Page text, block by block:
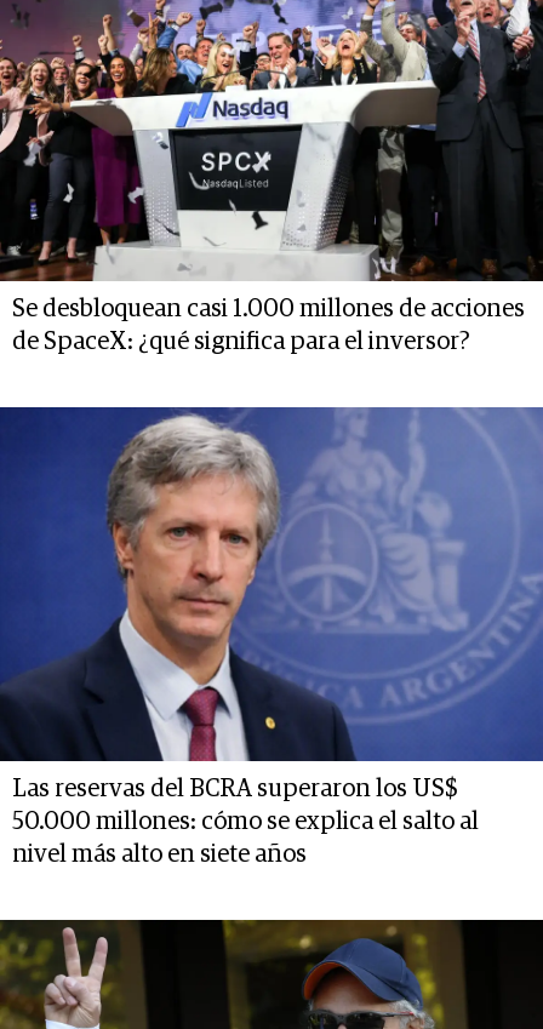
Se desbloquean casi 1.000 millones de acciones
de SpaceX: ¿qué significa para el inversor?
Las reservas del BCRA superaron los US$
50.000 millones: cómo se explica el salto al
nivel más alto en siete años